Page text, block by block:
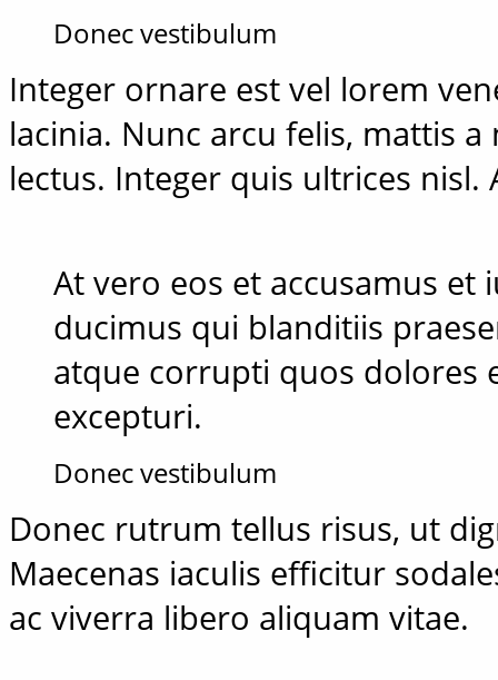
Donec vestibulum
Integer ornare est vel lorem
lacinia. Nunc arcu felis, mattis
lectus. Integer quis ultrices nisl.
At vero eos et accusamus et
ducimus qui blanditiis
atque corrupti quos dolores
excepturi.
Donec vestibulum
Donec rutrum tellus risus, ut
Maecenas iaculis efficitur
ac viverra libero aliquam vitae.